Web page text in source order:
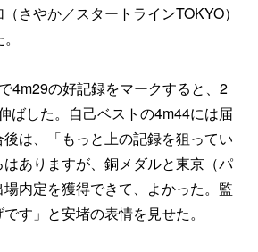
さやか／スタートラインTOKYO）
4m29の好記録をマークすると、2
ばした。自己ベストの4m44には届
は、「もっと上の記録を狙ってい
ありますが、銅メダルと東京（パ
内定を獲得できて、よかった。監
す」と安堵の表情を見せた。